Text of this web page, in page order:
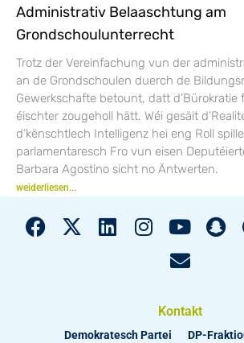
Administrativ Belaaschtung am
Grondschoulunterrecht
Trotz der Vereinfachung vun der
an de Grondschoulen duerch de
Gewerkschafte betount, datt d’Bürokratie
éischter zougeholl hätt. Wéi gesäit
d’kënschtlech Intelligenz hei eng Roll
parlamentaresch Fro vun eisen
Barbara Agostino sicht no Äntwerten.
weiderliesen...
Kontakt
Demokratesch Partei DP-